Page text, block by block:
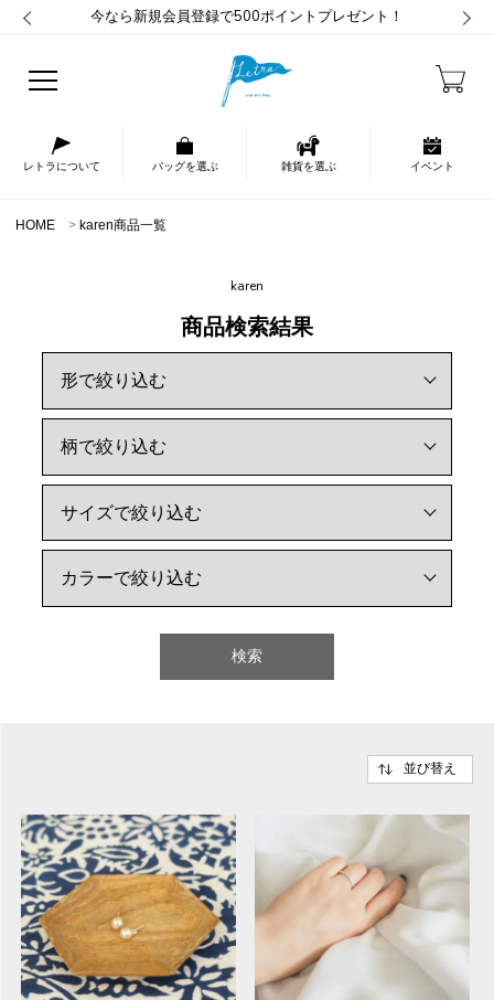
今なら新規会員登録で500ポイントプレゼント！
レトラについて バッグを選ぶ 雑貨を選ぶ イベント
HOME karen商品一覧
karen
商品検索結果
検索
並び替え